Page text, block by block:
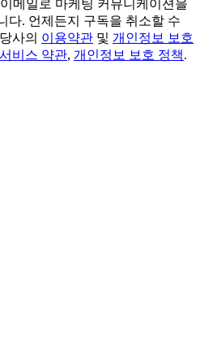
메일로 마케팅 커뮤니케이션을
다. 언제든지 구독을 취소할 수
사의 이용약관 및 개인정보 보호
서비스 약관, 개인정보 보호 정책.